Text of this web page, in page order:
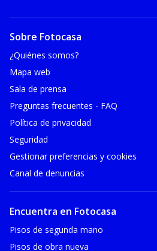
Sobre Fotocasa
¿Quiénes somos?
Mapa web
Sala de prensa
Preguntas frecuentes - FAQ
Política de privacidad
Seguridad
Gestionar preferencias y cookies
Canal de denuncias
Encuentra en Fotocasa
Pisos de segunda mano
Pisos de obra nueva